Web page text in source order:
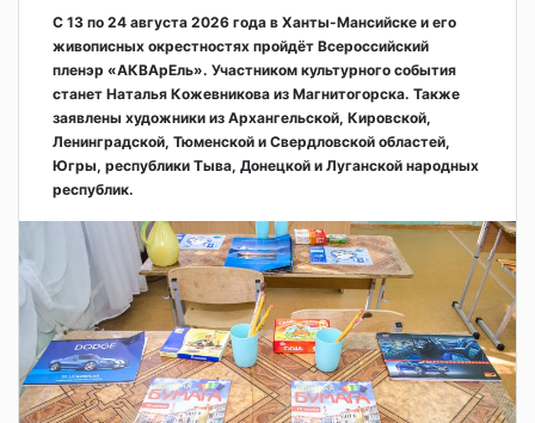
С 13 по 24 августа 2026 года в Ханты-Мансийске и его
живописных окрестностях пройдёт Всероссийский
пленэр «АКВАрЕль». Участником культурного события
станет Наталья Кожевникова из Магнитогорска. Также
заявлены художники из Архангельской, Кировской,
Ленинградской, Тюменской и Свердловской областей,
Югры, республики Тыва, Донецкой и Луганской народных
республик.